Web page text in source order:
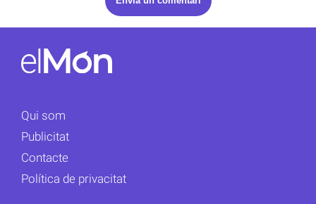
Qui som
Publicitat
Contacte
Política de privacitat